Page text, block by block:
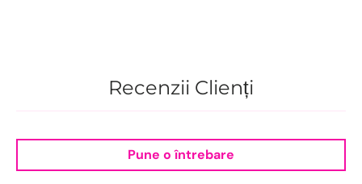
Recenzii Clienți
Pune o întrebare